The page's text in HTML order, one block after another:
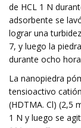
de HCL 1 N
adsorbente se
lograr una
7, y luego la
durante ocho
La nanopiedra
tensioactivo
(HDTMA. Cl) (2,5
1 N y luego se